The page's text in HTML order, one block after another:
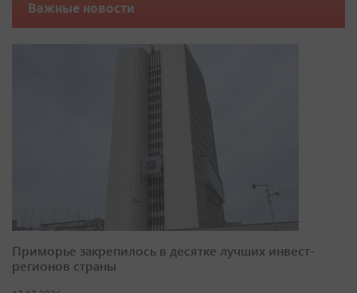
Важные новости
Приморье закрепилось в десятке лучших инвест-
регионов страны